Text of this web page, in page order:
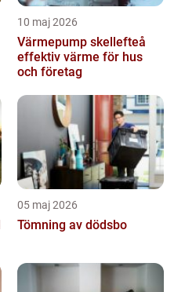
10 maj 2026
Värmepump skellefteå
effektiv värme för hus
och företag
05 maj 2026
Tömning av dödsbo